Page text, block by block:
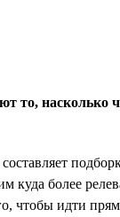
то, насколько
куда более
чтобы идти